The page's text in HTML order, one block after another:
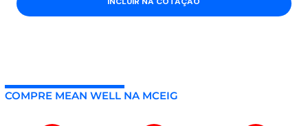
COMPRE MEAN WELL NA MCEIG